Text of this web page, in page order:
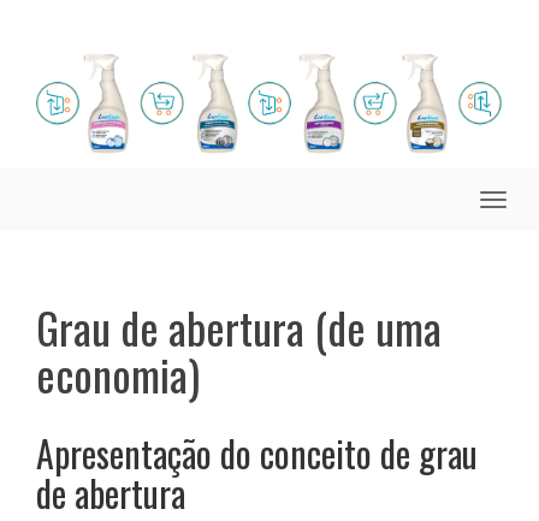
Toggle
Grau de abertura (de uma
economia)
Apresentação do conceito de grau
de abertura